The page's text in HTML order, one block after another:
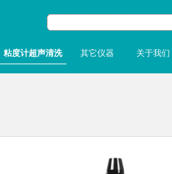
粘度计超声清洗 其它仪器 关于我们